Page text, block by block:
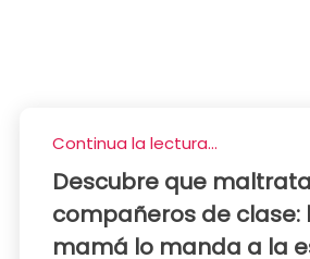
Continua la lectura...
Descubre que
compañeros de clase:
mamá lo manda a la